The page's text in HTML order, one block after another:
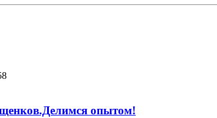
опытом!